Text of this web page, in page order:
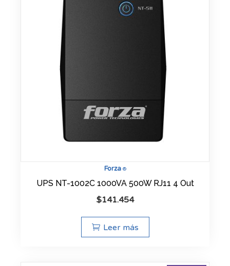
Forza®
UPS NT-1002C 1000VA 500W RJ11 4 Out
$141.454
Leer más